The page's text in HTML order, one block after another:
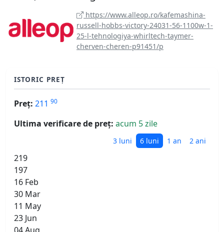
https://www.alleop.ro/kafemashina-
russell-hobbs-victory-24031-56-1100w-1-
25-l-tehnologiya-whirltech-taymer-
cherven-cheren-p91451/p
ISTORIC PREȚ
Preț: 211 90
Ultima verificare de preț: acum 5 zile
3 luni 6 luni 1 an 2 ani
219
197
16 Feb
30 Mar
11 May
23 Jun